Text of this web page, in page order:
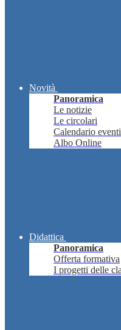
Novità
Panoramica
Le notizie
Le circolari
Calendario eventi
Albo Online
Didattica
Panoramica
Offerta formativa
I progetti delle